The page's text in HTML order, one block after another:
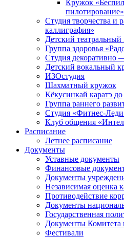
Кружок
пилотирование»
Студия творчества и
каллиграфия»
Детский
Группа здоровья
Студия декоративно
Детский вокальный
ИЗОстудия
Шахматный кружок
Кёкусинкай каратэ до
Группа раннего
Cтудия «Фитнес-
Клуб общения
Расписание
Летнее расписание
Документы
Уставные документы
Финансовые
Документы
Независимая оценка
Противодействие
Документы
Государственная
Документы Комитета
Фестивали